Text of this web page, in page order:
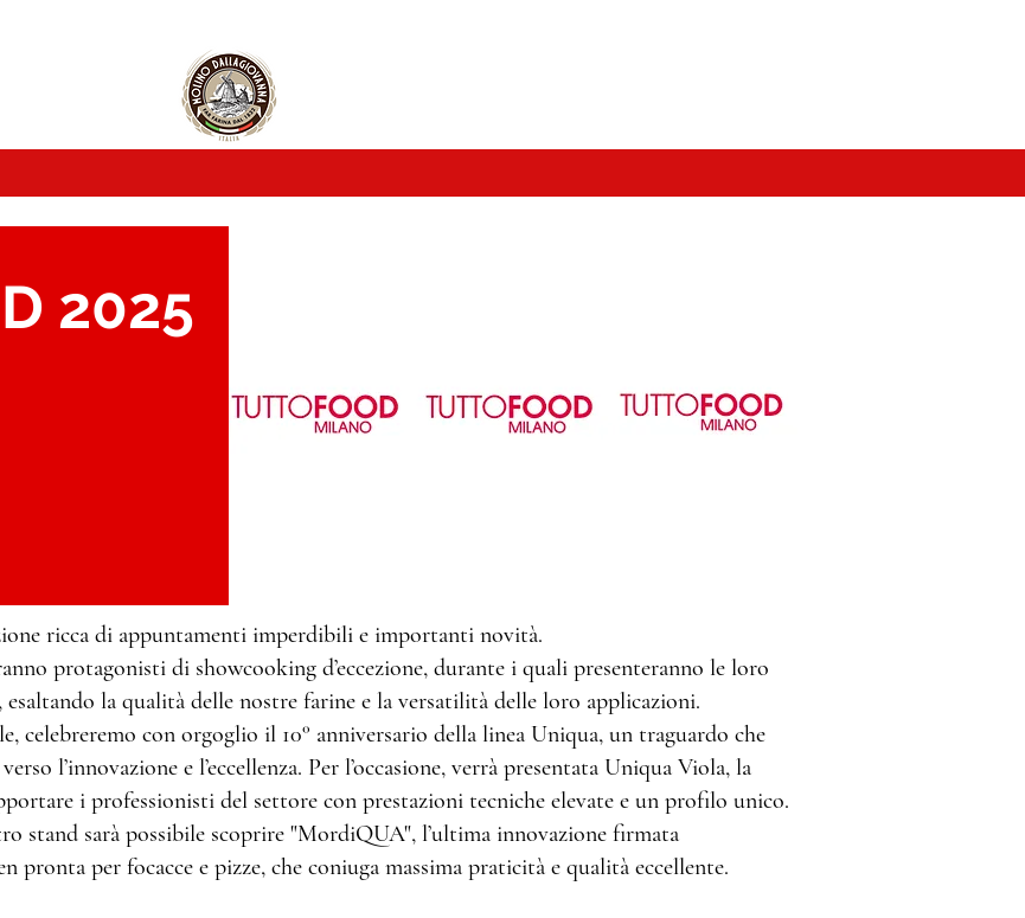
2025
ricca di appuntamenti imperdibili e importanti novità.
protagonisti di showcooking d’eccezione, durante i quali presenteranno le loro
esaltando la qualità delle nostre farine e la versatilità delle loro applicazioni.
celebreremo con orgoglio il 10° anniversario della linea Uniqua, un traguardo che
l’innovazione e l’eccellenza. Per l’occasione, verrà presentata Uniqua Viola, la
i professionisti del settore con prestazioni tecniche elevate e un profilo unico.
stand sarà possibile scoprire "MordiQUA", l’ultima innovazione firmata
pronta per focacce e pizze, che coniuga massima praticità e qualità eccellente.